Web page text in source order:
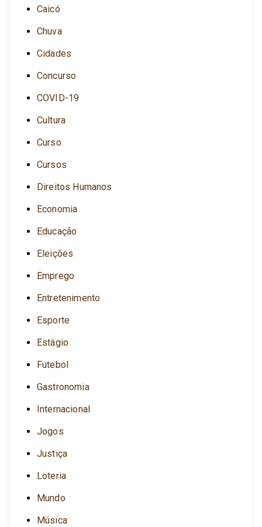
Caicó
Chuva
Cidades
Concurso
COVID-19
Cultura
Curso
Cursos
Direitos Humanos
Economia
Educação
Eleições
Emprego
Entretenimento
Esporte
Estágio
Futebol
Gastronomia
Internacional
Jogos
Justiça
Loteria
Mundo
Música